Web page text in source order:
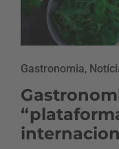
Gastronomia,